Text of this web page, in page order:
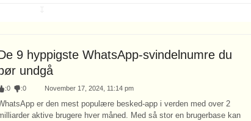
9 hyppigste WhatsApp-svindelnumre du
undgå
:0 :0 November 17, 2024, 11:14 pm
er den mest populære besked-app i verden med over 2
aktive brugere hver måned. Med så stor en brugerbase kan